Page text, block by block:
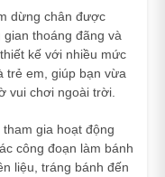
dừng chân được
thoáng đãng và
kế với nhiều mức
trẻ em, giúp bạn vừa
vui chơi ngoài trời.
gia hoạt động
công đoạn làm bánh
liệu, tráng bánh đến